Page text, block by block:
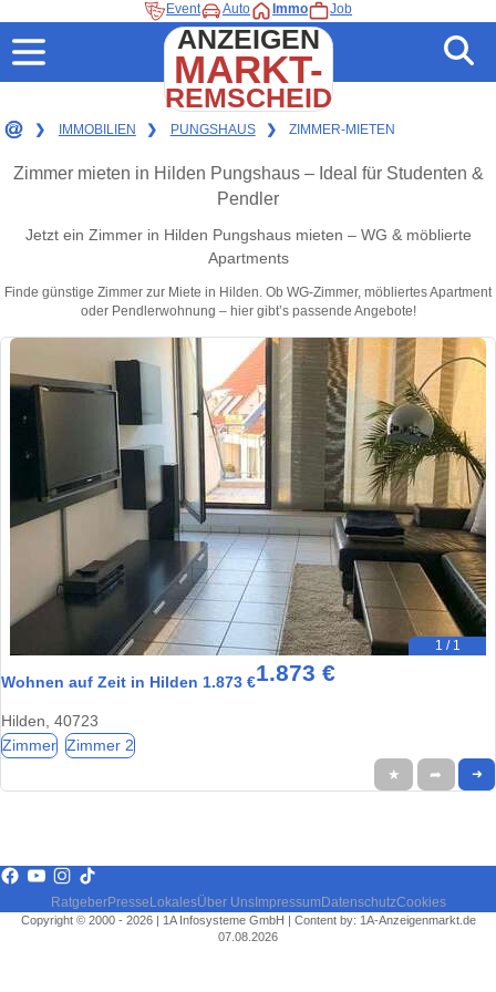
Event Auto Immo Job
ANZEIGEN
MARKT-
REMSCHEID
❯ IMMOBILIEN ❯ PUNGSHAUS ❯ ZIMMER-MIETEN
Zimmer mieten in Hilden Pungshaus – Ideal für Studenten &
Pendler
Jetzt ein Zimmer in Hilden Pungshaus mieten – WG & möblierte
Apartments
Finde günstige Zimmer zur Miete in Hilden. Ob WG-Zimmer, möbliertes Apartment
oder Pendlerwohnung – hier gibt’s passende Angebote!
1 / 1
Wohnen auf Zeit in Hilden 1.873 €1.873 €
Hilden, 40723
Zimmer Zimmer 2
★ ➦ ➜
RatgeberPresse LokalesÜber UnsImpressum DatenschutzCookies
Copyright © 2000 - 2026 | 1A Infosysteme GmbH | Content by: 1A-Anzeigenmarkt.de
07.08.2026